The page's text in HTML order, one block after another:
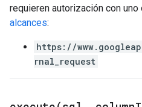
requieren autorización con
alcances:
https://
rnal_request